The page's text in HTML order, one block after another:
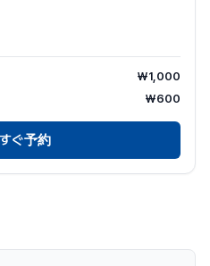
₩1,000
₩600
ぐ予約